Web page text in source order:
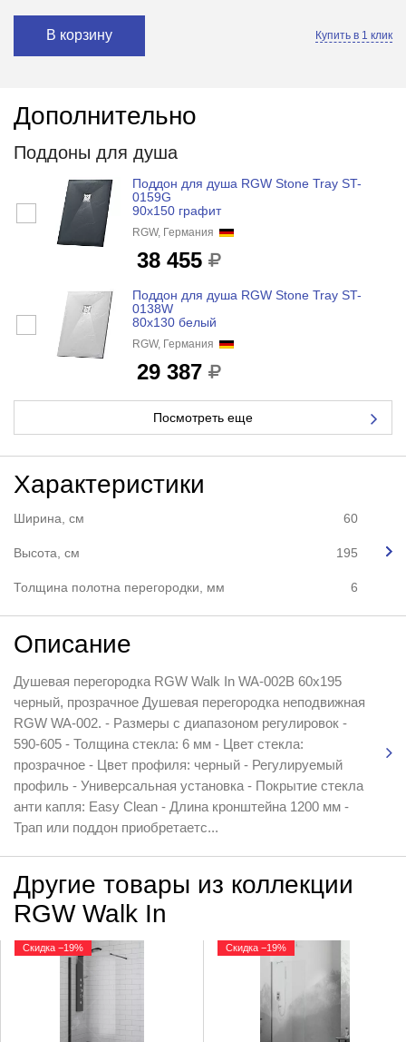
В корзину Купить в 1 клик
Дополнительно
Поддоны для душа
Поддон для душа RGW Stone Tray ST-
0159G
90x150 графит
RGW, Германия
38 455
Поддон для душа RGW Stone Tray ST-
0138W
80x130 белый
RGW, Германия
29 387
Посмотреть еще
Характеристики
Ширина, см 60
Высота, см 195
Толщина полотна перегородки, мм 6
Описание
Душевая перегородка RGW Walk In WA-002B 60x195
черный, прозрачное Душевая перегородка неподвижная
RGW WA-002. - Размеры с диапазоном регулировок -
590-605 - Толщина стекла: 6 мм - Цвет стекла:
прозрачное - Цвет профиля: черный - Регулируемый
профиль - Универсальная установка - Покрытие стекла
анти капля: Easy Clean - Длина кронштейна 1200 мм -
Трап или поддон приобретаетс...
Другие товары из коллекции
RGW Walk In
Скидка −19% Скидка −19%